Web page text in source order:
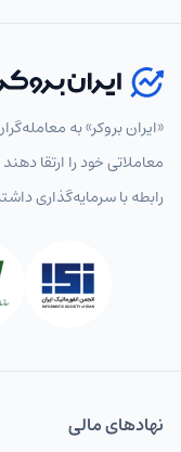
«ایران بروکر» به
معاملاتی خود را ارتقا
رابطه با سرمایه‌گذاری
نهاد‌های مالی